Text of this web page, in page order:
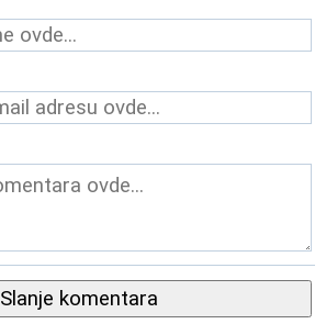
Slanje komentara